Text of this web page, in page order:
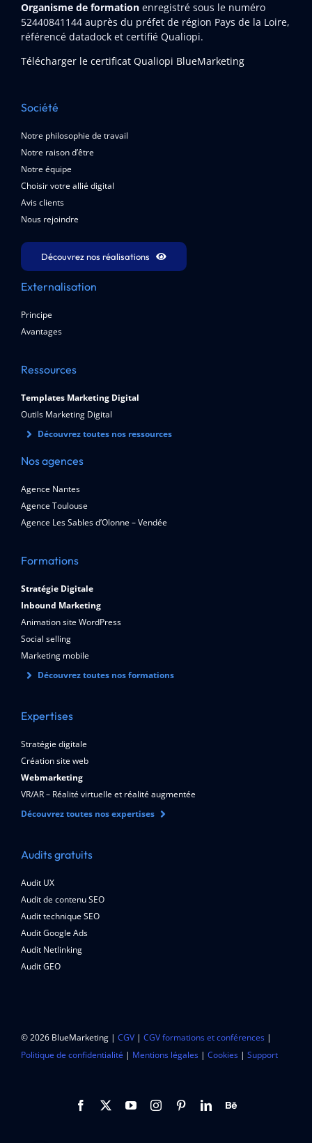
Organisme de formation enregistré sous le numéro
52440841144auprès du préfet de région Pays de la Loire,
référencé datadock et certifié Qualiopi.
Télécharger le certificat Qualiopi BlueMarketing
Société
Notre philosophie de travail
Notre raison d’être
Notre équipe
Choisir votre allié digital
Avis clients
Nous rejoindre
Découvrez nos réalisations
Externalisation
Principe
Avantages
Ressources
Templates Marketing Digital
Outils Marketing Digital
Découvrez toutes nos ressources
Nos agences
Agence Nantes
Agence Toulouse
Agence Les Sables d’Olonne – Vendée
Formations
Stratégie Digitale
Inbound Marketing
Animation site WordPress
Social selling
Marketing mobile
Découvrez toutes nos formations
Expertises
Stratégie digitale
Création site web
Webmarketing
VR/AR – Réalité virtuelle et réalité augmentée
Découvrez toutes nos expertises
Audits gratuits
Audit UX
Audit de contenu SEO
Audit technique SEO
Audit Google Ads
Audit Netlinking
Audit GEO
© 2026 BlueMarketing | CGV| CGV formations et conférences|
Politique de confidentialité | Mentions légales| Cookies| Support